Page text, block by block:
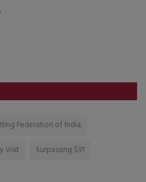
Federation of India
Visit
Surpassing $91